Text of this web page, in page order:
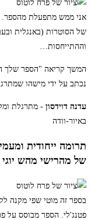
אני ממש מתפעלת מהספר.
של הסוטרות (באנגלית
וההתייחסות…
המשך קריאה"הספר שלך
נכתב על ידי מישהו
עדנה דוידסון
באיור-וודה
תרומה ייחודית
של מהרישי מהש יוגי
בספר זה מוטי שפי מקנה
פטנג'לי. הספר מבוסס על